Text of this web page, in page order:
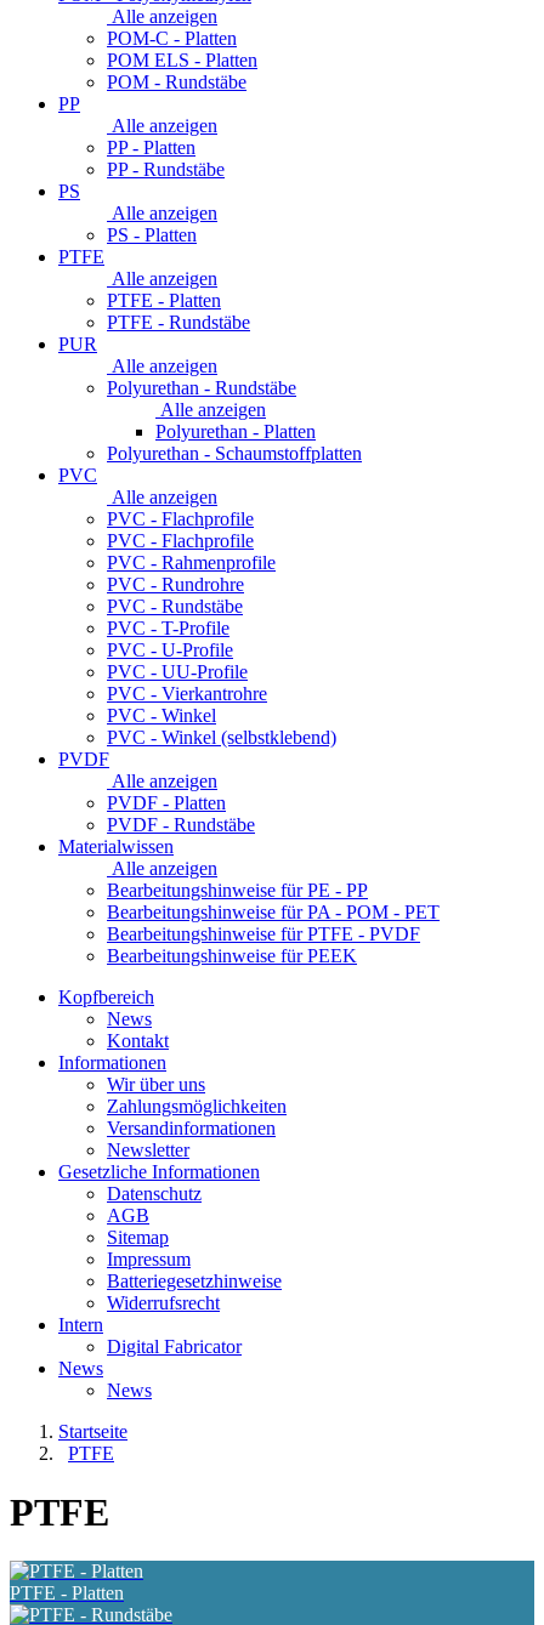
Alle anzeigen
POM-C - Platten
POM ELS - Platten
POM - Rundstäbe
PP
Alle anzeigen
PP - Platten
PP - Rundstäbe
PS
Alle anzeigen
PS - Platten
PTFE
Alle anzeigen
PTFE - Platten
PTFE - Rundstäbe
PUR
Alle anzeigen
Polyurethan - Rundstäbe
Alle anzeigen
Polyurethan - Platten
Polyurethan - Schaumstoffplatten
PVC
Alle anzeigen
PVC - Flachprofile
PVC - Flachprofile
PVC - Rahmenprofile
PVC - Rundrohre
PVC - Rundstäbe
PVC - T-Profile
PVC - U-Profile
PVC - UU-Profile
PVC - Vierkantrohre
PVC - Winkel
PVC - Winkel (selbstklebend)
PVDF
Alle anzeigen
PVDF - Platten
PVDF - Rundstäbe
Materialwissen
Alle anzeigen
Bearbeitungshinweise für PE - PP
Bearbeitungshinweise für PA - POM - PET
Bearbeitungshinweise für PTFE - PVDF
Bearbeitungshinweise für PEEK
Kopfbereich
News
Kontakt
Informationen
Wir über uns
Zahlungsmöglichkeiten
Versandinformationen
Newsletter
Gesetzliche Informationen
Datenschutz
AGB
Sitemap
Impressum
Batteriegesetzhinweise
Widerrufsrecht
Intern
Digital Fabricator
News
News
Startseite
PTFE
PTFE
PTFE - Platten